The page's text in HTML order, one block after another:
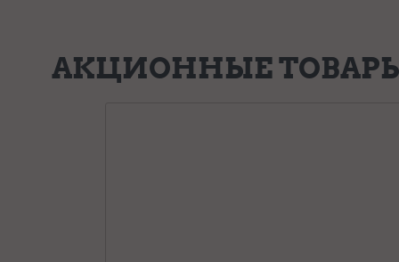
АКЦИОННЫЕ